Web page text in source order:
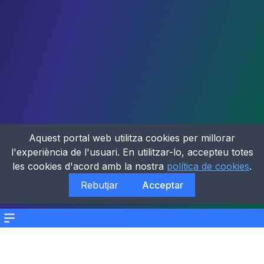
Menu
Aquest portal web utilitza cookies per millorar
l'experiència de l'usuari. En utilitzar-lo, accepteu totes
les cookies d'acord amb la nostra política de cookies.
Rebutjar
Acceptar